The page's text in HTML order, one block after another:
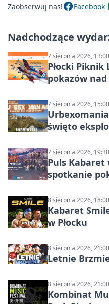
Zaobserwuj nas! Facebook
Nadchodzące
7 sierpnia 2026, 13:00
Płocki Piknik
pokazów nad
7 sierpnia 2026, 15:00
święto
7 sierpnia 2026, 19:30
Puls Kabaret
spotkanie
8 sierpnia 2026, 18:00
Kabaret
w Płocku
8 sierpnia 2026, 21:00
Letnie
8 sierpnia 2026, 21:00
Kombinat